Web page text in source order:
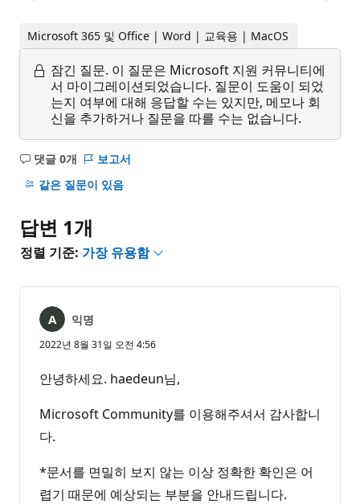
Microsoft 365 및 Office | Word | 교육용 | MacOS
잠긴 질문. 이 질문은 Microsoft 지원 커뮤니티에
서 마이그레이션되었습니다. 질문이 도움이 되었
는지 여부에 대해 응답할 수는 있지만, 메모나 회
신을 추가하거나 질문을 따를 수는 없습니다.
댓글 0개
설
명
음
보고서
같은 질문이 있음
답변 1개
정렬 기준: 가장 유용함
익명
2022년 8월 31일 오전 4:56
안녕하세요. haedeun님,
Microsoft Community를 이용해주셔서 감사합니
다.
*문서를 면밀히 보지 않는 이상 정확한 확인은 어
렵기 때문에 예상되는 부분을 안내드립니다.